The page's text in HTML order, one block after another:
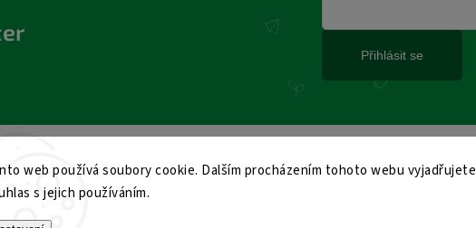
web používá soubory cookie. Dalším procházením tohoto webu vyjadřujete
s jejich používáním.
Přihlásit se
vyhrazena.